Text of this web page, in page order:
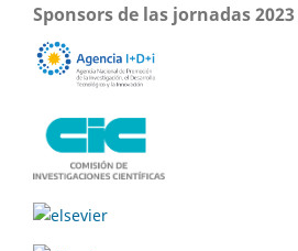
Sponsors de las jornadas 2023